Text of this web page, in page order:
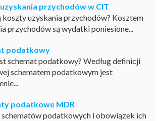
przychodów w CIT
koszty uzyskania przychodów? Kosztem
przychodów są wydatki poniesione...
podatkowy
schemat podatkowy? Według definicji
schematem podatkowym jest
podatkowe MDR
schematów podatkowych i obowiązek ich